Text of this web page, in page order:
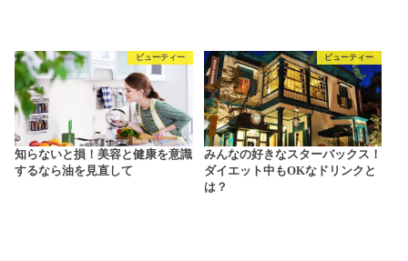
ビューティー
知らないと損！美容と健康を意識
するなら油を見直して
ビューティー
みんなの好きなスターバックス！
ダイエット中もOKなドリンクと
は？